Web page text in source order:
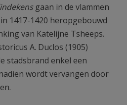
gaan in de vlammen
1417-1420 heropgebouwd
van Katelijne Tsheeps.
A. Duclos (1905)
stadsbrand enkel een
wordt vervangen door